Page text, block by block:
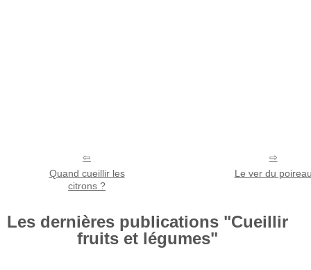
Quand cueillir les
citrons ?
Le ver du
Les dernières publications "Cueillir
fruits et légumes"